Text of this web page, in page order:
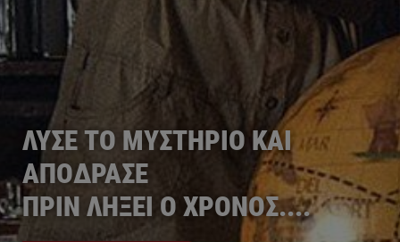
ΛΥΣΕ ΤΟ ΜΥΣΤΗΡΙΟ ΚΑΙ
ΑΠΟΔΡΑΣΕ
ΠΡΙΝ ΛΗΞΕΙ Ο ΧΡΟΝΟΣ....